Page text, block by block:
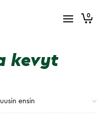
0
kevyt